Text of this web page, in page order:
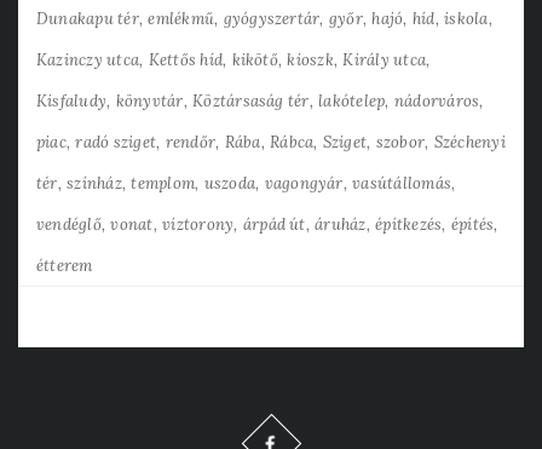
Dunakapu tér emlékmű gyógyszertár győr hajó híd iskola
Kazinczy utca Kettős híd kikötő kioszk Király utca
Kisfaludy könyvtár Köztársaság tér lakótelep nádorváros
piac radó sziget rendőr Rába Rábca Sziget szobor Széchenyi
tér színház templom uszoda vagongyár vasútállomás
vendéglő vonat víztorony árpád út áruház építkezés építés
étterem